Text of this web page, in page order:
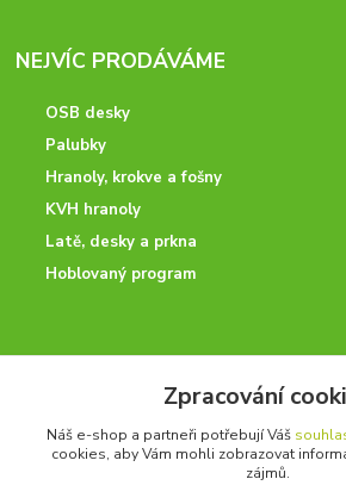
NEJVÍC PRODÁVÁME
OSB desky
Palubky
Hranoly, krokve a fošny
KVH hranoly
Latě, desky a prkna
Hoblovaný program
Potřebujete poradit? Neváhejte nás
+420 728 600 625
po - pá 7:00 - 15:00
Zpracování
Náš e-shop a partneři potřebují Váš
cookies, aby Vám mohli zobrazovat
zájmů.